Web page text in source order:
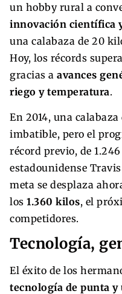
un hobby rural a
innovación científica
una calabaza de 20
Hoy, los récords
gracias a avances
riego y temperatura.
En 2014, una
imbatible, pero el
récord previo, de
estadounidense
meta se desplaza
los 1.360 kilos, el
competidores.
Tecnología,
El éxito de los
tecnología de punta y